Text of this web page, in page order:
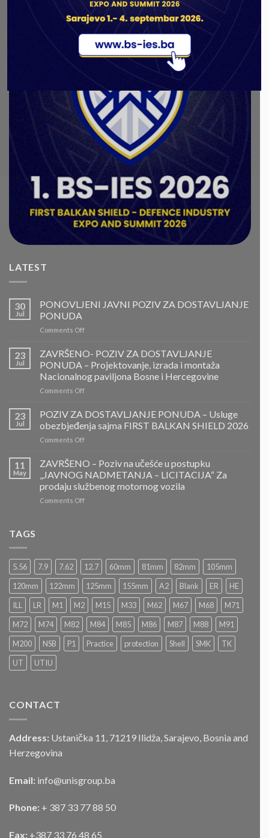
LATEST
30
Jul
PONOVLJENI JAVNI POZIV ZA DOSTAVLJANJE
PONUDA
Comments Offon
JAVNI
POZIV
ZA
DOSTAVLJANJE
PONUDA
23
Jul
ZAVRŠENO- POZIV ZA DOSTAVLJANJE
PONUDA – Projektovanje, izrada i montaža
Nacionalnog paviljona Bosne i Hercegovine
Comments Offon
POZIV
ZA
DOSTAVLJANJE
PONUDA
Projektovanje,
izrada
montaža
Nacionalnog
23
Jul
POZIV ZA DOSTAVLJANJE PONUDA – Usluge
obezbjeđenja sajma FIRST BALKAN SHIELD 2026
Comments Offon
ZA
DOSTAVLJANJE
PONUDA
–
Usluge
2026
11
May
ZAVRŠENO – Poziv na učešće u postupku
„JAVNOG NADMETANJA – LICITACIJA“ Za
prodaju službenog motornog vozila
Comments Offon
u
postupku
„JAVNOG
NADMETANJA
–
LICITACIJA“
Za
prodaju
službenog
motornog
TAGS
5.56 7.9 7.62 12.7 60mm 81mm 82mm
105mm
120mm
122mm 125mm 155mm A2 Blank ER
HE
ILL
LR M1 M2 M15 M33 M62 M67 M68
M71
M72
M74 M82 M84 M85 M86 M87 M88
M91
M200
NSB P1 Practice protection Shell SMK
TK
UT
UTIU
CONTACT
Address: Ustanička 11, 71219 Ilidža, Sarajevo, Bosnia and
Herzegovina
Email: info@unisgroup.ba
Phone: + 387 33 77 88 50
Fax: +387 33 76 48 65